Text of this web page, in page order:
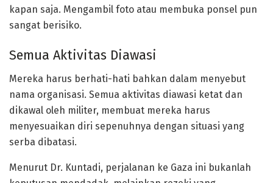
kapan saja. Mengambil foto atau membuka ponsel pun
sangat berisiko.
Semua Aktivitas Diawasi
Mereka harus berhati-hati bahkan dalam menyebut
nama organisasi. Semua aktivitas diawasi ketat dan
dikawal oleh militer, membuat mereka harus
menyesuaikan diri sepenuhnya dengan situasi yang
serba dibatasi.
Menurut Dr. Kuntadi, perjalanan ke Gaza ini bukanlah